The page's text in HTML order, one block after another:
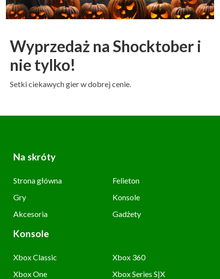
Wyprzedaż na Shocktober i
nie tylko!
Setki ciekawych gier w dobrej cenie.
Na skróty
Strona główna
Felieton
Gry
Konsole
Akcesoria
Gadżety
Konsole
Xbox Classic
Xbox 360
Xbox One
Xbox Series S|X